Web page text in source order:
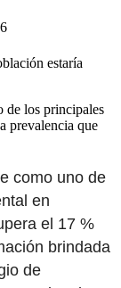
de los principales
prevalencia que
como uno de
en
el 17 %
brindada
de